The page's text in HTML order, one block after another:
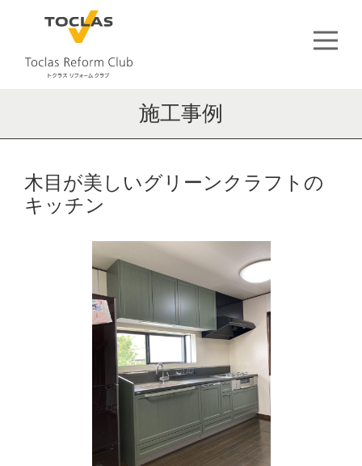
施工事例
木目が美しいグリーンクラフトの
キッチン